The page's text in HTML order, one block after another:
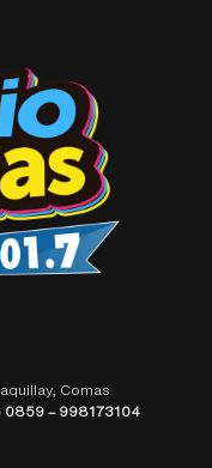
Comas
0859 – 998173104